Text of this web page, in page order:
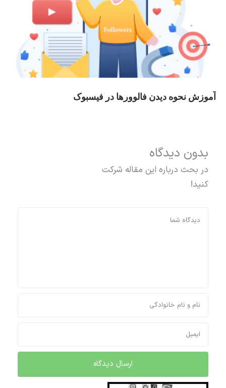
آموزش نحوه دیدن فالوورها در فیسبوک
بدون دیدگاه
در بحث درباره این مقاله شرکت
کنید!